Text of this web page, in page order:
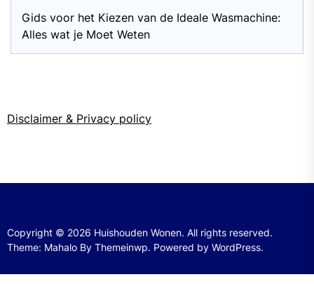
Gids voor het Kiezen van de Ideale Wasmachine:
Alles wat je Moet Weten
Disclaimer & Privacy policy
Copyright © 2026 Huishouden Wonen. All rights reserved.
Theme: Mahalo By Themeinwp. Powered by WordPress.